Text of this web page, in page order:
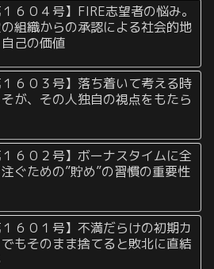
１６０４号】FIRE志望者の悩み。
組織からの承認による社会的地
己の価値
１６０３号】落ち着いて考える時
が、その人独自の視点をもたら
１６０２号】ボーナスタイムに全
ぐための”貯め”の習慣の重要性
１６０１号】不満だらけの初期カ
もそのまま捨てると敗北に直結